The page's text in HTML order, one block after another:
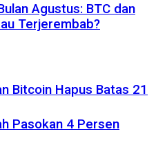
Bitcoin Hapus Batas 21
Pasokan 4 Persen
Agustus: BTC dan
Terjerembab?